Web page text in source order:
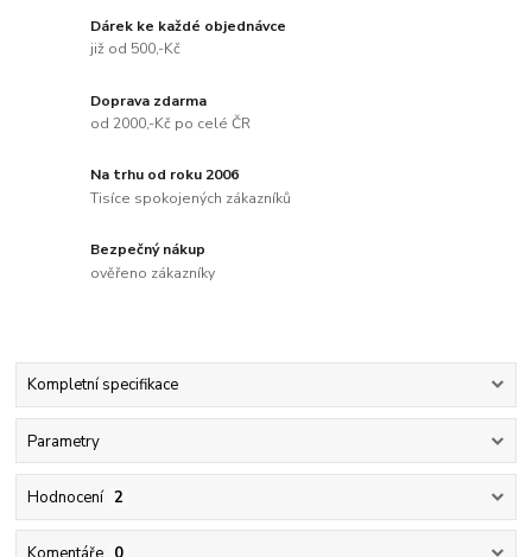
Dárek ke každé objednávce
již od 500,-Kč
Doprava zdarma
od 2000,-Kč po celé ČR
Na trhu od roku 2006
Tisíce spokojených zákazníků
Bezpečný nákup
ověřeno zákazníky
Kompletní specifikace
Parametry
Hodnocení 2